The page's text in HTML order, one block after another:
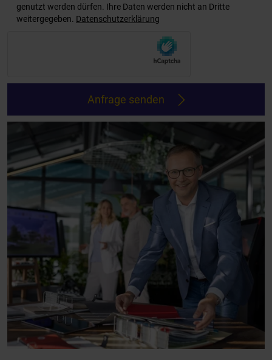
genutzt werden dürfen. Ihre Daten werden nicht an Dritte
weitergegeben. Datenschutzerklärung
Anfrage senden